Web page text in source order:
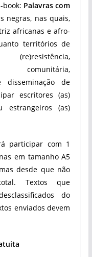
book: Palavras com
negras, nas quais,
africanas e afro-
territórios de
comunitária,
disseminação de
escritores (as)
estrangeiros (as)
participar com 1
em tamanho A5
desde que não
Textos que
do
enviados devem